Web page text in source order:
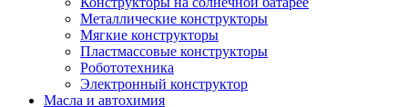
Металлические конструкторы
Мягкие конструкторы
Пластмассовые конструкторы
Робототехника
Электронный конструктор
Масла и автохимия